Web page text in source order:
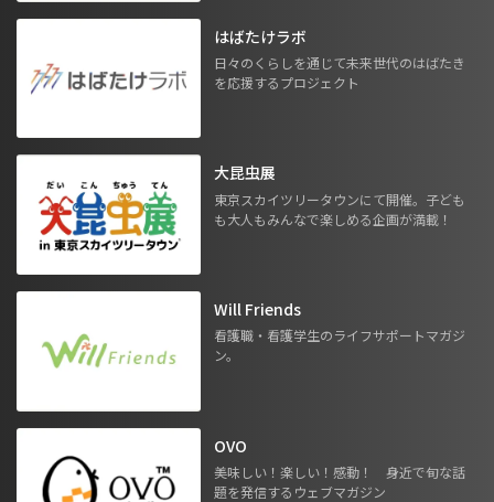
はばたけラボ
日々のくらしを通じて未来世代のはばたき
を応援するプロジェクト
大昆虫展
東京スカイツリータウンにて開催。子ども
も大人もみんなで楽しめる企画が満載！
Will Friends
看護職・看護学生のライフサポートマガジ
ン。
OVO
美味しい！楽しい！感動！ 身近で旬な話
題を発信するウェブマガジン